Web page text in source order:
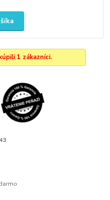
1 zákazníci.